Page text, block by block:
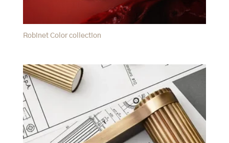
Robinet Color collection